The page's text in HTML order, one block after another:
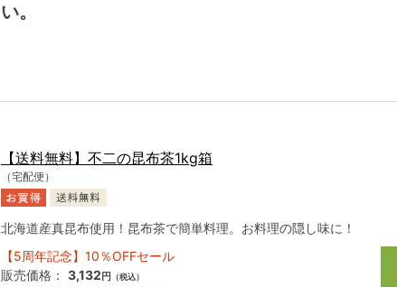
い。
【送料無料】不二の昆布茶1kg箱
（宅配便）
北海道産真昆布使用！昆布茶で簡単料理。お料理の隠し味に！
【5周年記念】10％OFFセール
販売価格： 3,132 円 （税込）